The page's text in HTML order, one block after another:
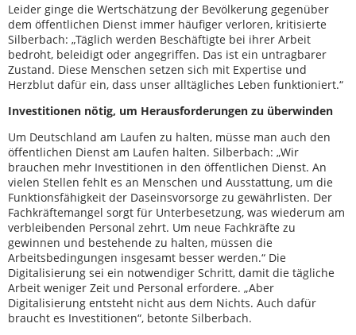
Leider ginge die Wertschätzung der Bevölkerung gegenüber
dem öffentlichen Dienst immer häufiger verloren, kritisierte
Silberbach: „Täglich werden Beschäftigte bei ihrer Arbeit
bedroht, beleidigt oder angegriffen. Das ist ein untragbarer
Zustand. Diese Menschen setzen sich mit Expertise und
Herzblut dafür ein, dass unser alltägliches Leben funktioniert.“
Investitionen nötig, um Herausforderungen zu überwinden
Um Deutschland am Laufen zu halten, müsse man auch den
öffentlichen Dienst am Laufen halten. Silberbach: „Wir
brauchen mehr Investitionen in den öffentlichen Dienst. An
vielen Stellen fehlt es an Menschen und Ausstattung, um die
Funktionsfähigkeit der Daseinsvorsorge zu gewährlisten. Der
Fachkräftemangel sorgt für Unterbesetzung, was wiederum am
verbleibenden Personal zehrt. Um neue Fachkräfte zu
gewinnen und bestehende zu halten, müssen die
Arbeitsbedingungen insgesamt besser werden.“ Die
Digitalisierung sei ein notwendiger Schritt, damit die tägliche
Arbeit weniger Zeit und Personal erfordere. „Aber
Digitalisierung entsteht nicht aus dem Nichts. Auch dafür
braucht es Investitionen“, betonte Silberbach.